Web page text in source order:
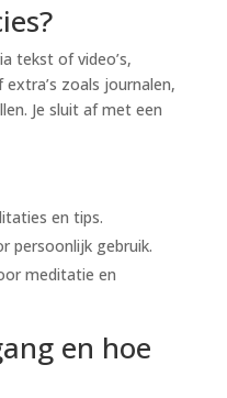
tekst of video’s,
zoals journalen,
Je sluit af met een
en tips.
persoonlijk gebruik.
meditatie en
en hoe